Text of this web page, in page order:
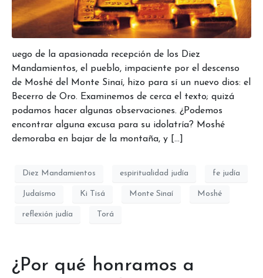
uego de la apasionada recepción de los Diez
Mandamientos, el pueblo, impaciente por el descenso
de Moshé del Monte Sinaí, hizo para sí un nuevo dios: el
Becerro de Oro. Examinemos de cerca el texto; quizá
podamos hacer algunas observaciones. ¿Podemos
encontrar alguna excusa para su idolatría? Moshé
demoraba en bajar de la montaña, y […]
Diez Mandamientos espiritualidad judía fe judía
Judaísmo Ki Tisá Monte Sinaí Moshé
reflexión judía Torá
¿Por qué honramos a